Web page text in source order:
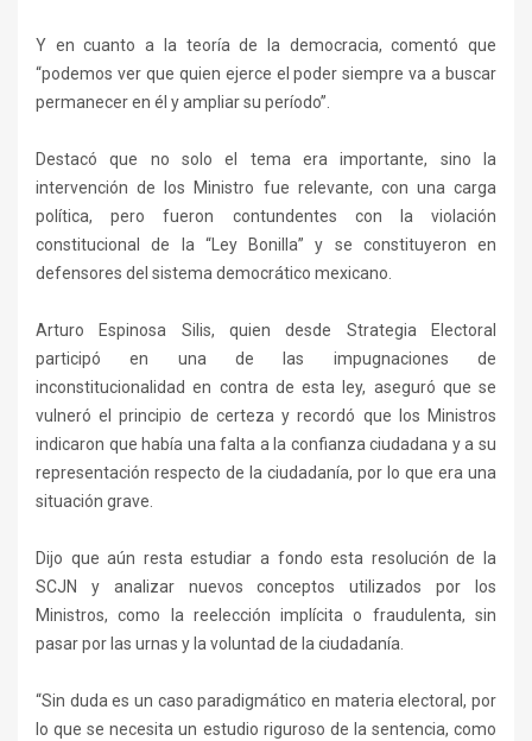
Y en cuanto a la teoría de la democracia, comentó que
“podemos ver que quien ejerce el poder siempre va a buscar
permanecer en él y ampliar su período”.
Destacó que no solo el tema era importante, sino la
intervención de los Ministro fue relevante, con una carga
política, pero fueron contundentes con la violación
constitucional de la “Ley Bonilla” y se constituyeron en
defensores del sistema democrático mexicano.
Arturo Espinosa Silis, quien desde Strategia Electoral
participó en una de las impugnaciones de
inconstitucionalidad en contra de esta ley, aseguró que se
vulneró el principio de certeza y recordó que los Ministros
indicaron que había una falta a la confianza ciudadana y a su
representación respecto de la ciudadanía, por lo que era una
situación grave.
Dijo que aún resta estudiar a fondo esta resolución de la
SCJN y analizar nuevos conceptos utilizados por los
Ministros, como la reelección implícita o fraudulenta, sin
pasar por las urnas y la voluntad de la ciudadanía.
“Sin duda es un caso paradigmático en materia electoral, por
lo que se necesita un estudio riguroso de la sentencia, como